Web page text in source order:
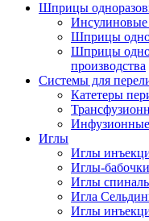
Шприцы
Шприцы
Шприцы
производства
Системы для
Катетеры
Иглы
Иглы
Иглы-бабочки
Иглы
Игла
Иглы